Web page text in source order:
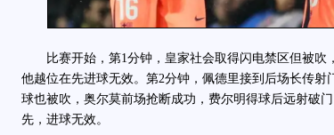
比赛开始，第1分钟，皇家社会取得闪电禁区但被吹
他越位在先进球无效。第2分钟，佩德里接到后场长传射
球也被吹，奥尔莫前场抢断成功，费尔明得球后远射破
先，进球无效。